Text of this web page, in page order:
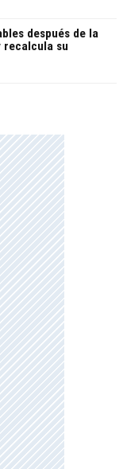
después de la
recalcula su